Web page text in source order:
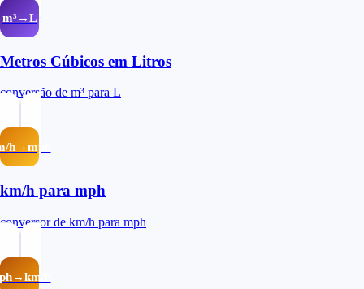
m³→L
Metros Cúbicos em Litros
conversão de m³ para L
h→mph
km/h para mph
conversor de km/h para mph
h